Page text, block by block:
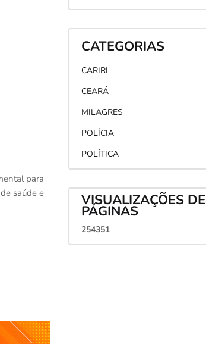
para
saúde e
CATEGORIAS
CARIRI
CEARÁ
MILAGRES
POLÍCIA
POLÍTICA
VISUALIZAÇÕES DE
PÁGINAS
254351